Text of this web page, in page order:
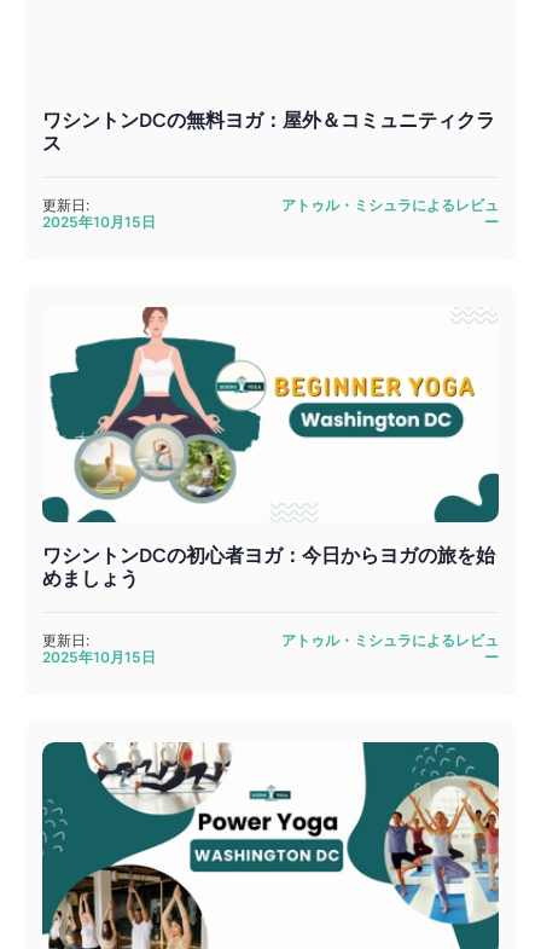
ワシントンDCの無料ヨガ：屋外＆コミュニティクラ
ス
更新日:
2025年10月15日
アトゥル・ミシュラによるレビュ
ー
ワシントンDCの初心者ヨガ：今日からヨガの旅を始
めましょう
更新日:
2025年10月15日
アトゥル・ミシュラによるレビュ
ー